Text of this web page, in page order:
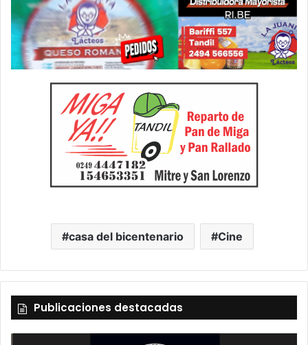
casa del bicentenario Cine
Publicaciones destacadas